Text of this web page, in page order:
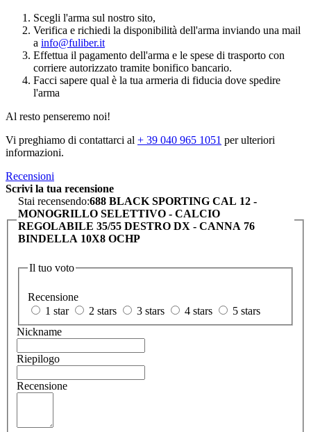
Scegli l'arma sul nostro sito,
Verifica e richiedi la disponibilità dell'arma inviando una mail
a info@fuliber.it
Effettua il pagamento dell'arma e le spese di trasporto con
corriere autorizzato tramite bonifico bancario.
Facci sapere qual è la tua armeria di fiducia dove spedire
l'arma
Al resto penseremo noi!
Vi preghiamo di contattarci al + 39 040 965 1051 per ulteriori
informazioni.
Recensioni
Scrivi la tua recensione
Stai recensendo:688 BLACK SPORTING CAL 12 -
MONOGRILLO SELETTIVO - CALCIO
REGOLABILE 35/55 DESTRO DX - CANNA 76
BINDELLA 10X8 OCHP
Il tuo voto
Recensione
1 star
2 stars 3 stars 4 stars
5 stars
Nickname
Riepilogo
Recensione